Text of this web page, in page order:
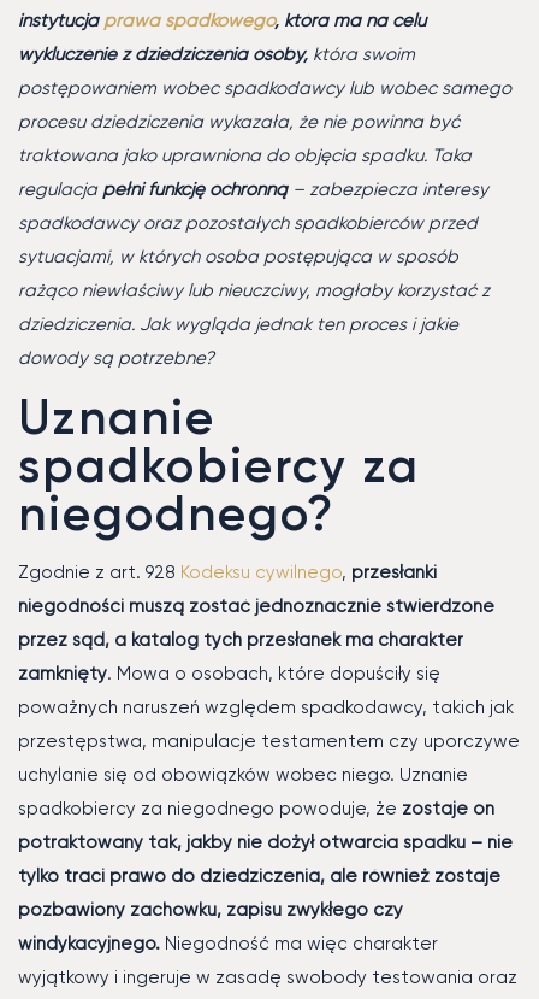
instytucjaprawa spadkowego, która ma na celu
wykluczenie z dziedziczenia osoby, która swoim
postępowaniem wobec spadkodawcy lub wobec samego
procesu dziedziczenia wykazała, że nie powinna być
traktowana jako uprawniona do objęcia spadku. Taka
regulacja pełni funkcję ochronną– zabezpiecza interesy
spadkodawcy oraz pozostałych spadkobierców przed
sytuacjami, w których osoba postępująca w sposób
rażąco niewłaściwy lub nieuczciwy, mogłaby korzystać z
dziedziczenia. Jak wygląda jednak ten proces i jakie
dowody są potrzebne?
Uznanie
spadkobiercy za
niegodnego?
Zgodnie z art. 928 Kodeksu cywilnego, przesłanki
niegodności muszą zostać jednoznacznie stwierdzone
przez sąd, a katalog tych przesłanek ma charakter
zamknięty. Mowa o osobach, które dopuściły się
poważnych naruszeń względem spadkodawcy, takich jak
przestępstwa, manipulacje testamentem czy uporczywe
uchylanie się od obowiązków wobec niego. Uznanie
spadkobiercy za niegodnego powoduje, że zostaje on
potraktowany tak, jakby nie dożył otwarcia spadku – nie
tylko traci prawo do dziedziczenia, ale również zostaje
pozbawiony zachowku, zapisu zwykłego czy
windykacyjnego. Niegodność ma więc charakter
wyjątkowy i ingeruje w zasadę swobody testowania oraz